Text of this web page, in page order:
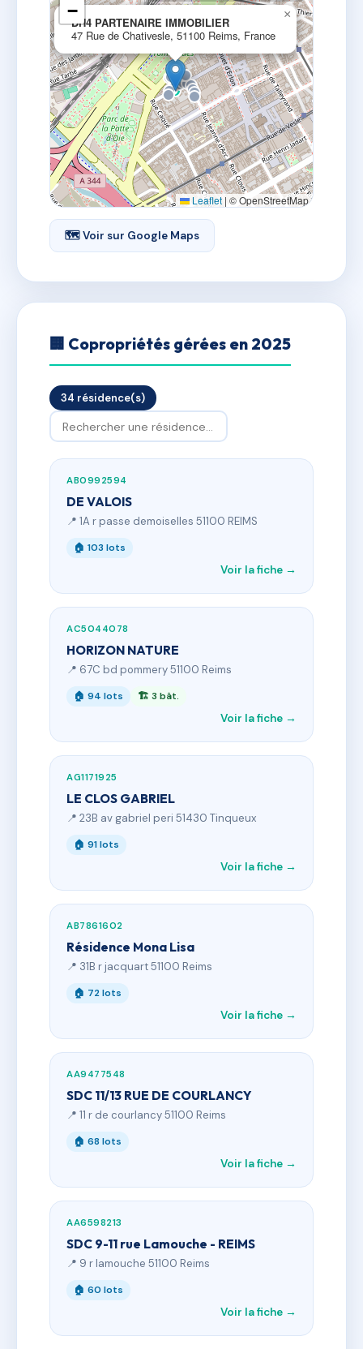
DH4 PARTENAIRE IMMOBILIER
47 Rue de Chativesle, 51100 Reims, France
×
−
Leaflet | © OpenStreetMap
🗺 Voir sur Google Maps
🏢 Copropriétés gérées en 2025
34 résidence(s)
AB0992594
DE VALOIS
📍 1A r passe demoiselles 51100 REIMS
🏠 103 lots
Voir la fiche →
AC5044078
HORIZON NATURE
📍 67C bd pommery 51100 Reims
🏠 94 lots 🏗 3 bât.
Voir la fiche →
AG1171925
LE CLOS GABRIEL
📍 23B av gabriel peri 51430 Tinqueux
🏠 91 lots
Voir la fiche →
AB7861602
Résidence Mona Lisa
📍 31B r jacquart 51100 Reims
🏠 72 lots
Voir la fiche →
AA9477548
SDC 11/13 RUE DE COURLANCY
📍 11 r de courlancy 51100 Reims
🏠 68 lots
Voir la fiche →
AA6598213
SDC 9-11 rue Lamouche - REIMS
📍 9 r lamouche 51100 Reims
🏠 60 lots
Voir la fiche →